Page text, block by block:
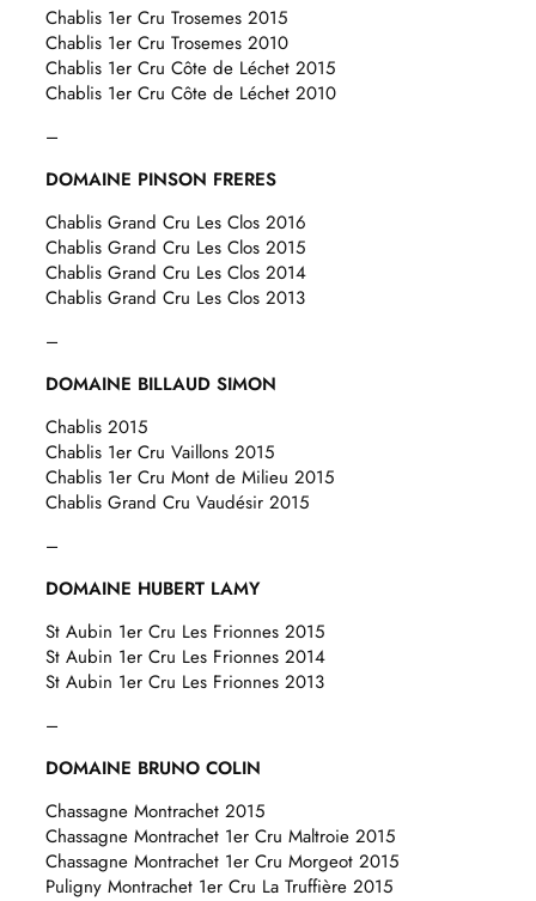
Chablis 1er Cru Trosemes 2015
Chablis 1er Cru Trosemes 2010
Chablis 1er Cru Côte de Léchet 2015
Chablis 1er Cru Côte de Léchet 2010
–
DOMAINE PINSON FRERES
Chablis Grand Cru Les Clos 2016
Chablis Grand Cru Les Clos 2015
Chablis Grand Cru Les Clos 2014
Chablis Grand Cru Les Clos 2013
–
DOMAINE BILLAUD SIMON
Chablis 2015
Chablis 1er Cru Vaillons 2015
Chablis 1er Cru Mont de Milieu 2015
Chablis Grand Cru Vaudésir 2015
–
DOMAINE HUBERT LAMY
St Aubin 1er Cru Les Frionnes 2015
St Aubin 1er Cru Les Frionnes 2014
St Aubin 1er Cru Les Frionnes 2013
–
DOMAINE BRUNO COLIN
Chassagne Montrachet 2015
Chassagne Montrachet 1er Cru Maltroie 2015
Chassagne Montrachet 1er Cru Morgeot 2015
Puligny Montrachet 1er Cru La Truffière 2015